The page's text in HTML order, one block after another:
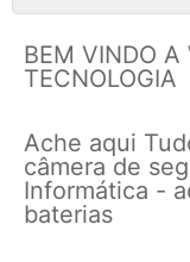
BEM VINDO A
TECNOLOGIA
Ache aqui
câmera de
Informática -
baterias